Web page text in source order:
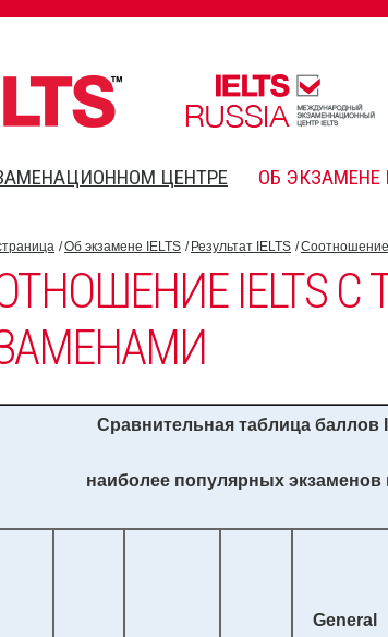
ЦЕНТРЕ ОБ ЭКЗАМЕНЕ
Об экзамене IELTS Результат IELTS Соотношение
IELTS С
Сравнительная таблица баллов
наиболее популярных экзаменов
General